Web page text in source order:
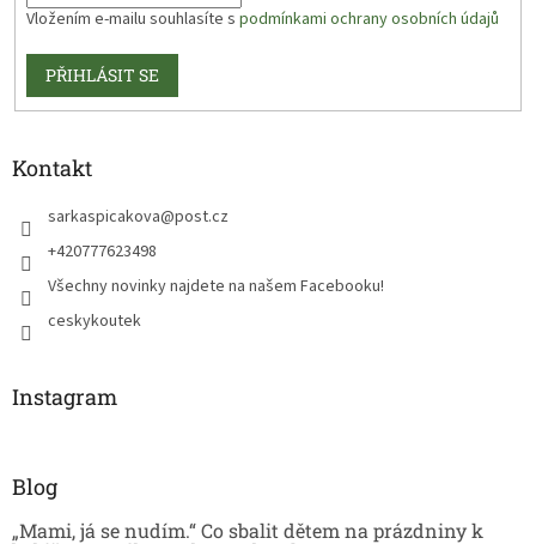
Vložením e-mailu souhlasíte s podmínkami ochrany osobních údajů
PŘIHLÁSIT SE
Kontakt
sarkaspicakova@post.cz
+420777623498
Všechny novinky najdete na našem Facebooku!
ceskykoutek
Instagram
Blog
„Mami, já se nudím.“ Co sbalit dětem na prázdniny k